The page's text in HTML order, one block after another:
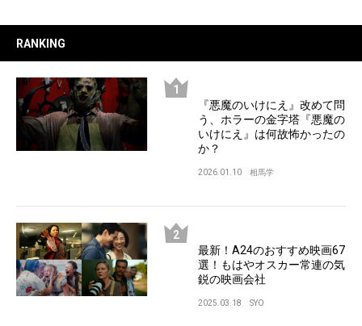
RANKING
『悪魔のいけにえ』改めて問
う、ホラーの金字塔『悪魔の
いけにえ』は何故怖かったの
か？
2026.01.10 相馬学
最新！A24のおすすめ映画67
選！もはやオスカー常連の気
鋭の映画会社
2025.03.18 SYO